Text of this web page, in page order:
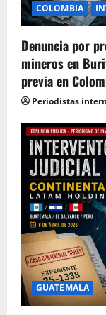
COLOMBIA
Denuncia por
mineros en
previa en
Periodistas
GUATEMALA